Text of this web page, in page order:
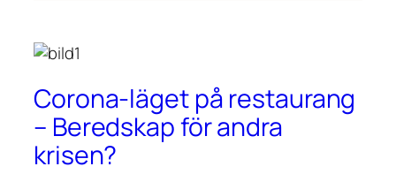
Corona-läget på restaurang
– Beredskap för andra
krisen?